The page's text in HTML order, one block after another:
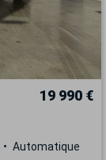
19 990 €
Automatique